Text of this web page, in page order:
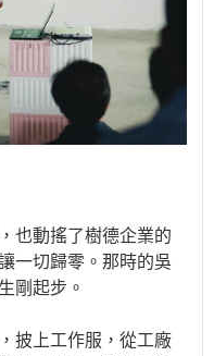
也動搖了樹德企業的
一切歸零。那時的吳
剛起步。
披上工作服，從工廠